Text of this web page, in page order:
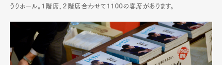
うりホール。１階席、２階席合わせて1100の客席があります。